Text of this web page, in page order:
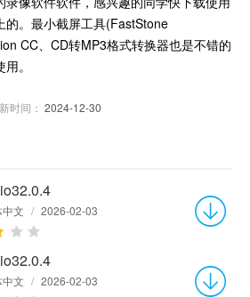
的。最小截屏工具(FastStone
CC、CD转MP3格式转换器也是不错的
。
时间： 2024-12-30
文 / 2026-02-03
文 / 2026-02-03